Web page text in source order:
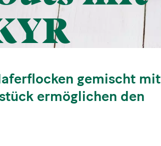
gemischt mit
ermöglichen den